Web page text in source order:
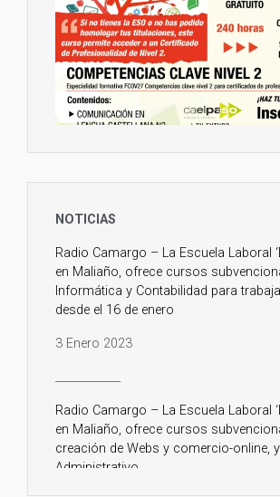
Comenzamos en septiembre.
RESERVA TU PLAZA YA, son
☎ 942 944 573
📧info@daelpaso.net
🌐https://daelpaso.net/curso-
administrativo-cantabria...
1 2 Twitter
Feliz Año Nuevo!
Por un 2024 lleno de nuevas
y oportunidades.
DA EL PASO a tu futuro con la
programación de cursos
2024 que ya tienes disponible
18 Ago 2023
#CURSO #GRATUITO
#SUBVENCIONADO
NOTICIAS
Radio Camargo – La Escuela Laboral
en Maliaño, ofrece cursos
Informática y Contabilidad para
desde el 16 de enero
3 Enero 2023
Radio Camargo – La Escuela Laboral
en Maliaño, ofrece cursos
creación de Webs y comercio-online,
Administrativo